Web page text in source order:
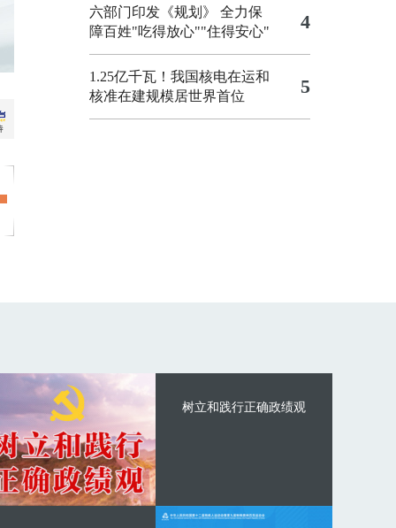
六部门印发《规划》 全力保
障百姓"吃得放心""住得安心"
4
1.25亿千瓦！我国核电在运和
核准在建规模居世界首位
5
树立和践行正确政绩观